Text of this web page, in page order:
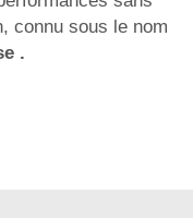
connu sous le nom
.